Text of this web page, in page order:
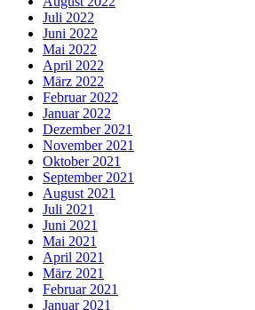
Juli 2022
Juni 2022
Mai 2022
April 2022
März 2022
Februar 2022
Januar 2022
Dezember 2021
November 2021
Oktober 2021
September 2021
August 2021
Juli 2021
Juni 2021
Mai 2021
April 2021
März 2021
Februar 2021
Januar 2021